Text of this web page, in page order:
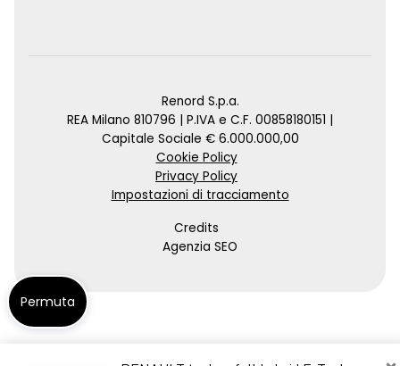
Renord S.p.a.
REA Milano 810796 | P.IVA e C.F. 00858180151 |
Capitale Sociale € 6.000.000,00
Cookie Policy
Privacy Policy
Impostazioni di tracciamento
Credits
Agenzia SEO
Permuta